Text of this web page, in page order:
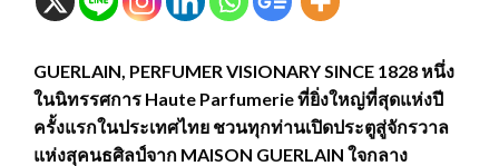
GUERLAIN, PERFUMER VISIONARY SINCE 1828 หนึ่ง
ในนิทรรศการ Haute Parfumerie ที่ยิ่งใหญ่ที่สุดแห่งปี
ครั้งแรกในประเทศไทย ชวนทุกท่านเปิดประตูสู่จักรวาล
แห่งสุคนธศิลป์จาก MAISON GUERLAIN ใจกลาง